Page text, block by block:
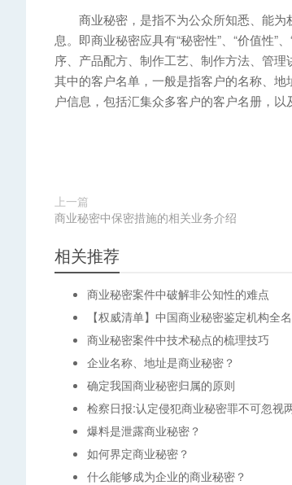
商业秘密，是指不为公众所知悉、能为
息。即商业秘密应具有“秘密性”、“价值性
序、产品配方、制作工艺、制作方法、管
其中的客户名单，一般是指客户的名称、
户信息，包括汇集众多客户的客户名册，以
上一篇
商业秘密中保密措施的相关业务介绍
相关推荐
商业秘密案件中破解非公知性的难点
【权威清单】中国商业秘密鉴定机构全
商业秘密案件中技术秘点的梳理技巧
企业名称、地址是商业秘密？
确定我国商业秘密归属的原则
检察日报:认定侵犯商业秘密罪不可忽视
爆料是泄露商业秘密？
如何界定商业秘密？
什么能够成为企业的商业秘密？